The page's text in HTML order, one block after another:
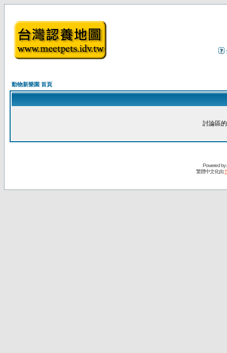
動物新樂園 首頁
討論區
Powered by
繁體中文化由